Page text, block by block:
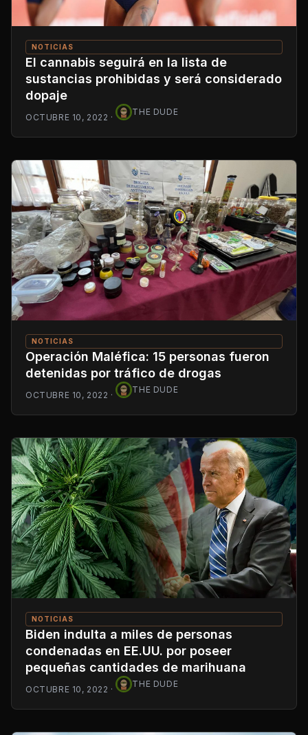
NOTICIAS
El cannabis seguirá en la lista de
sustancias prohibidas y será considerado
dopaje
OCTUBRE 10, 2022 ·
THE DUDE
NOTICIAS
Operación Maléfica: 15 personas fueron
detenidas por tráfico de drogas
OCTUBRE 10, 2022 ·
THE DUDE
NOTICIAS
Biden indulta a miles de personas
condenadas en EE.UU. por poseer
pequeñas cantidades de marihuana
OCTUBRE 10, 2022 ·
THE DUDE